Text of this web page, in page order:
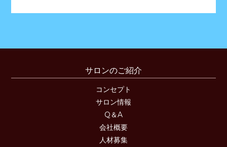
サロンのご紹介
コンセプト
サロン情報
Q＆A
会社概要
人材募集